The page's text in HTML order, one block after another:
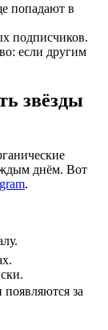
попадают в
подписчиков.
если другим
звёзды
днём. Вот
.
за